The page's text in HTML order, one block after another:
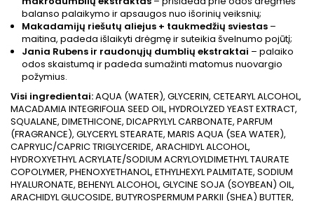
balanso palaikymo ir apsaugos nuo išorinių veiksnių;
Makadamijų riešutų aliejus + taukmedžių sviestas –
maitina, padeda išlaikyti drėgmę ir suteikia švelnumo pojūtį;
Jania Rubens ir raudonųjų dumblių ekstraktai – palaiko
odos skaistumą ir padeda sumažinti matomus nuovargio
požymius.
Visi ingredientai:AQUA (WATER), GLYCERIN, CETEARYL ALCOHOL,
MACADAMIA INTEGRIFOLIA SEED OIL, HYDROLYZED YEAST EXTRACT,
SQUALANE, DIMETHICONE, DICAPRYLYL CARBONATE, PARFUM
(FRAGRANCE), GLYCERYL STEARATE, MARIS AQUA (SEA WATER),
CAPRYLIC/CAPRIC TRIGLYCERIDE, ARACHIDYL ALCOHOL,
HYDROXYETHYL ACRYLATE/SODIUM ACRYLOYLDIMETHYL TAURATE
COPOLYMER, PHENOXYETHANOL, ETHYLHEXYL PALMITATE, SODIUM
HYALURONATE, BEHENYL ALCOHOL, GLYCINE SOJA (SOYBEAN) OIL,
ARACHIDYL GLUCOSIDE, BUTYROSPERMUM PARKII (SHEA) BUTTER,